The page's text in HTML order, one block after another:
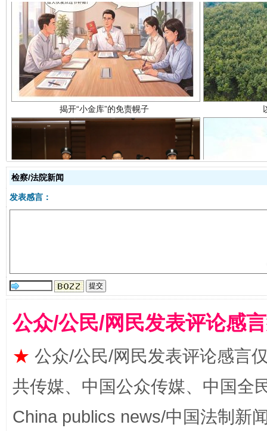
揭开“小金库”的免责幌子
受贿1.44亿！段成刚被判无期 从幼
检察/法院新闻
发表感言：
公众/公民/网民发表评论感
★ 公众/公民/网民发表评论感言
共传媒、中国公众传媒、中国全
China publics news/中国法制新